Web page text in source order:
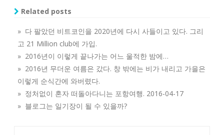
Related posts
» 다 팔았던 비트코인을 2020년에 다시 사들이고 있다. 그리
고 21 Million club에 가입.
» 2016년이 이렇게 끝나가는 어느 울적한 밤에…
» 2016년 무더운 여름은 갔다. 창 밖에는 비가 내리고 가을은
이렇게 순식간에 와버렸다.
» 정처없이 혼자 떠돌아다니는 포항여행. 2016-04-17
» 블로그는 일기장이 될 수 있을까?